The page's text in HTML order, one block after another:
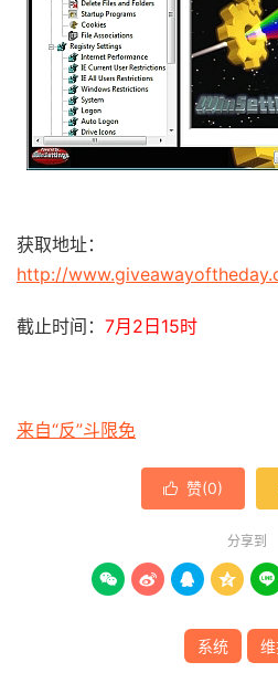
获取地址：
http://
截止时间： 7月2日15时
来自“反”斗限免
 赞(0)
分享到
    
系统